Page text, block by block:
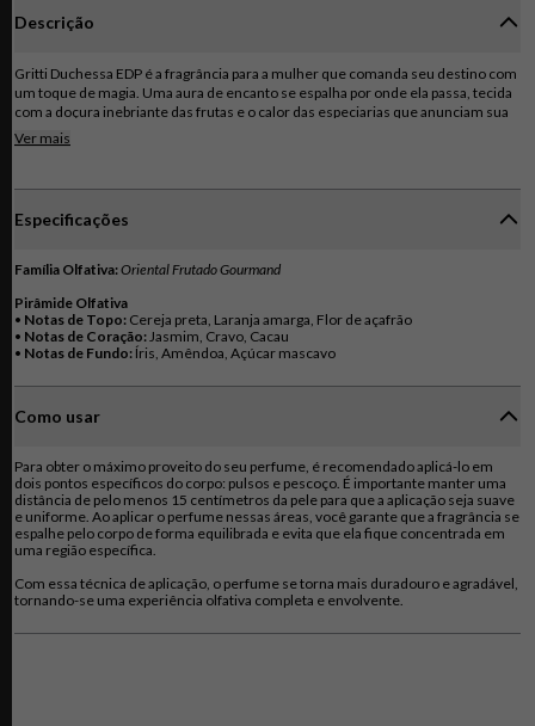
Descrição
Gritti Duchessa EDP é a fragrância para a mulher que comanda seu destino com
um toque de magia. Uma aura de encanto se espalha por onde ela passa, tecida
com a doçura inebriante das frutas e o calor das especiarias que anunciam sua
presença marcante e irresistível.
amargor sofisticado da laranja e um coração floral cremoso, envolto em notas
uma fragrância ousada e inesquecível para a Gritti Woman.
Ver mais
Especificações
Família Olfativa:Oriental Frutado Gourmand
Pirâmide Olfativa
• Notas de Topo: Cereja preta, Laranja amarga, Flor de açafrão
• Notas de Coração:Jasmim, Cravo, Cacau
• Notas de Fundo: Íris, Amêndoa, Açúcar mascavo
Como usar
Para obter o máximo proveito do seu perfume, é recomendado aplicá-lo em
dois pontos específicos do corpo: pulsos e pescoço. É importante manter uma
distância de pelo menos 15 centímetros da pele para que a aplicação seja suave
e uniforme. Ao aplicar o perfume nessas áreas, você garante que a fragrância se
espalhe pelo corpo de forma equilibrada e evita que ela fique concentrada em
uma região específica.
Com essa técnica de aplicação, o perfume se torna mais duradouro e agradável,
tornando-se uma experiência olfativa completa e envolvente.